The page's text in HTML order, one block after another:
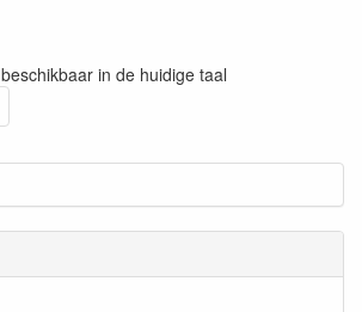
in de huidige taal